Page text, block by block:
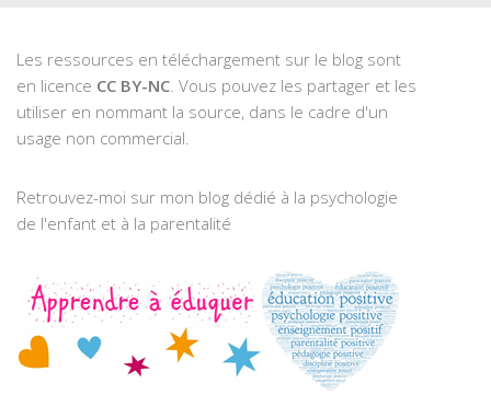
Les ressources en téléchargement sur le blog sont
en licence CC BY-NC. Vous pouvez les partager et les
utiliser en nommant la source, dans le cadre d'un
usage non commercial.
Retrouvez-moi sur mon blog dédié à la psychologie
de l'enfant et à la parentalité